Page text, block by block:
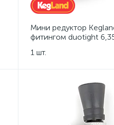
Мини редуктор
фитингом duotight
кегу
1 шт.